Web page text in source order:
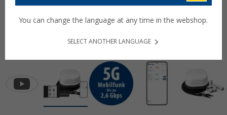
You can change the language at any time in the webshop.
SELECT ANOTHER LANGUAGE